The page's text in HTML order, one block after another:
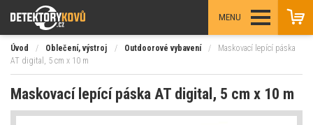
MENU
Úvod / Oblečení, výstroj / Outdoorové vybavení /
Maskovací lepící páska
AT digital, 5 cm x 10 m
Maskovací lepící páska AT digital, 5 cm x 10 m